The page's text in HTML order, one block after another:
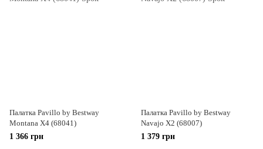
Палатка Pavillo by Bestway
Montana X4 (68041)
1 366 грн
Палатка Pavillo by Bestway
Navajo X2 (68007)
1 379 грн